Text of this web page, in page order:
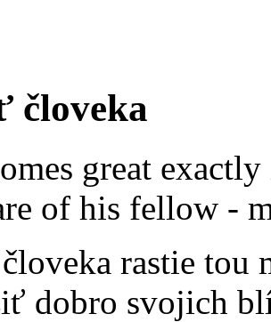
človeka
great
of his fellow -
rastie tou
dobro svojich